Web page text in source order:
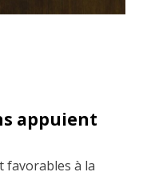
appuient
favorables à la